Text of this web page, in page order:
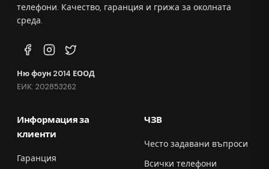
телефони. Качество, гаранция и грижа за околната
среда.
Ню фоун 2014 ЕООД
ЕИК: 202853262
Информация за
клиенти
Гаранция
ЧЗВ
Често задавани въпроси
Всички телефони